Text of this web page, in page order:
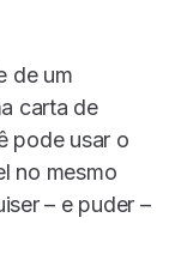
de um
carta de
pode usar o
no mesmo
– e puder –